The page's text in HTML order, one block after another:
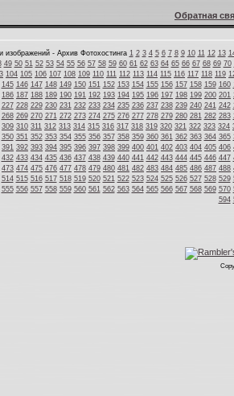
Обратная
изображений - Архив Фотохостинга 1 2 3 4 5 6 7 8 9 10 11 12 13
49 50 51 52 53 54 55 56 57 58 59 60 61 62 63 64 65 66 67 68 69 70
104 105 106 107 108 109 110 111 112 113 114 115 116 117 118 119
145 146 147 148 149 150 151 152 153 154 155 156 157 158 159 160
186 187 188 189 190 191 192 193 194 195 196 197 198 199 200 201
227 228 229 230 231 232 233 234 235 236 237 238 239 240 241 242
268 269 270 271 272 273 274 275 276 277 278 279 280 281 282 283
309 310 311 312 313 314 315 316 317 318 319 320 321 322 323 324
350 351 352 353 354 355 356 357 358 359 360 361 362 363 364 365
391 392 393 394 395 396 397 398 399 400 401 402 403 404 405 406
432 433 434 435 436 437 438 439 440 441 442 443 444 445 446 447
473 474 475 476 477 478 479 480 481 482 483 484 485 486 487 488
514 515 516 517 518 519 520 521 522 523 524 525 526 527 528 529
555 556 557 558 559 560 561 562 563 564 565 566 567 568 569 570
594